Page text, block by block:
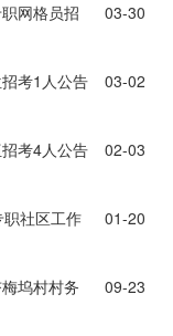
网格员招
03-30
考1人公告
03-02
考4人公告
02-03
社区工作
01-20
坞村村务
09-23